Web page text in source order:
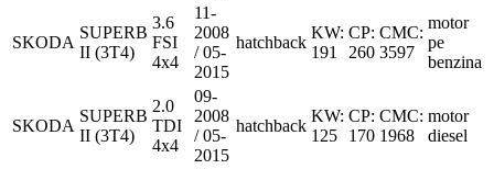
SKODA
SUPERB
II (3T4)
3.6
FSI
4x4
11-
2008
/ 05-
2015
hatchback
KW:
191
CP:
260
CMC:
3597
motor
pe
benzina
SKODA
SUPERB
II (3T4)
2.0
TDI
4x4
09-
2008
/ 05-
2015
hatchback
KW:
125
CP:
170
CMC:
1968
motor
diesel